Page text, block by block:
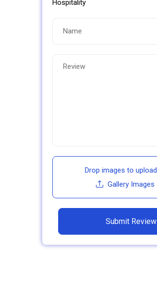
Hospitality
Drop images to upload
Gallery Images